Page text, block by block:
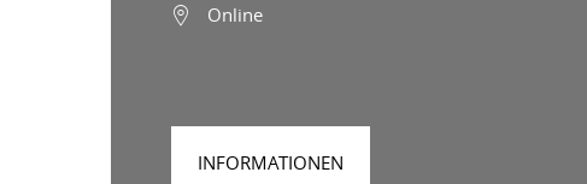
Online
INFORMATIONEN